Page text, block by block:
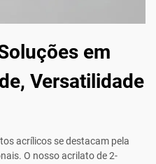
em
Versatilidade
acrílicos se destacam pela
O nosso acrilato de 2-